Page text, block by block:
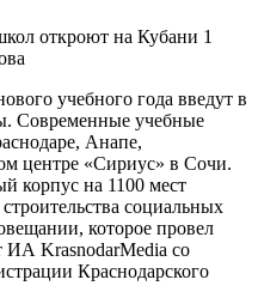
откроют на Кубани 1
учебного года введут в
Современные учебные
Анапе,
центре «Сириус» в Сочи.
корпус на 1100 мест
социальных
которое провел
ИА KrasnodarMedia со
Краснодарского